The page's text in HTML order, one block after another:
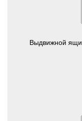
Выдвижной